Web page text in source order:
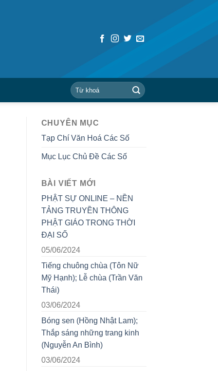
CHUYÊN MỤC
Tạp Chí Văn Hoá Các Số
Mục Lục Chủ Đề Các Số
BÀI VIẾT MỚI
PHẬT SỰ ONLINE – NỀN
TẢNG TRUYỀN THÔNG
PHẬT GIÁO TRONG THỜI
ĐẠI SỐ
05/06/2024
Tiếng chuông chùa (Tôn Nữ
Mỹ Hạnh); Lễ chùa (Trần Văn
Thái)
03/06/2024
Bóng sen (Hồng Nhật Lam);
Thắp sáng những trang kinh
(Nguyễn An Bình)
03/06/2024